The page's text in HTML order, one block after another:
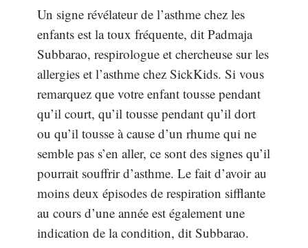
Un signe révélateur de l’asthme chez les
enfants est la toux fréquente, dit Padmaja
Subbarao, respirologue et chercheuse sur les
allergies et l’asthme chez SickKids. Si vous
remarquez que votre enfant tousse pendant
qu’il court, qu’il tousse pendant qu’il dort
ou qu’il tousse à cause d’un rhume qui ne
semble pas s’en aller, ce sont des signes qu’il
pourrait souffrir d’asthme. Le fait d’avoir au
moins deux épisodes de respiration sifflante
au cours d’une année est également une
indication de la condition, dit Subbarao.